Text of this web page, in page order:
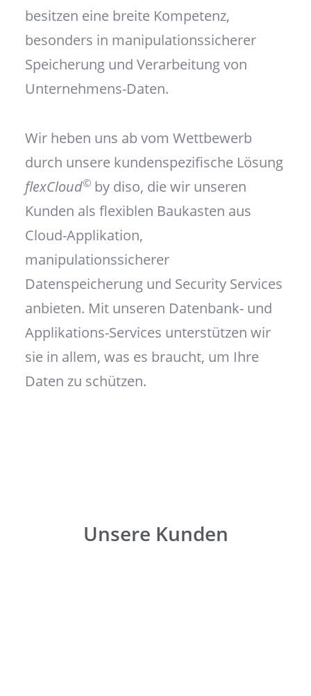
besitzen eine breite Kompetenz,
besonders in manipulationssicherer
Speicherung und Verarbeitung von
Unternehmens-Daten.
Wir heben uns ab vom Wettbewerb
durch unsere kundenspezifische Lösung
flexCloud© by diso, die wir unseren
Kunden als flexiblen Baukasten aus
Cloud-Applikation,
manipulationssicherer
Datenspeicherung und Security Services
anbieten. Mit unseren Datenbank- und
Applikations-Services unterstützen wir
sie in allem, was es braucht, um Ihre
Daten zu schützen.
Unsere Kunden